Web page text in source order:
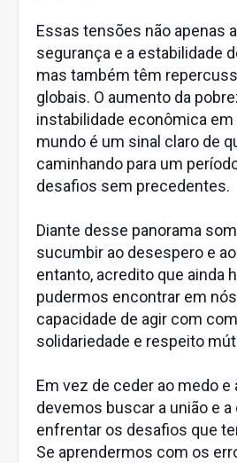
Essas tensões não apenas
segurança e a estabilidade
mas também têm
globais. O aumento da
instabilidade econômica
mundo é um sinal claro de
caminhando para um
desafios sem precedentes.
Diante desse panorama
sucumbir ao desespero e
entanto, acredito que ainda
pudermos encontrar em
capacidade de agir com
solidariedade e respeito
Em vez de ceder ao medo e
devemos buscar a união e a
enfrentar os desafios que
Se aprendermos com os